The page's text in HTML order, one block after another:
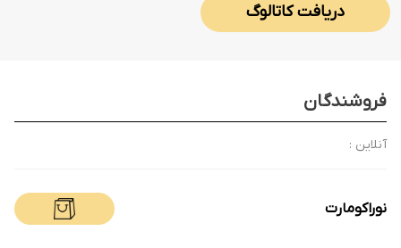
دریافت کاتالوگ
فروشندگان
آنلاین :
نوراکومارت